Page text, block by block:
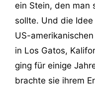
ein Stein, den man
sollte. Und die
US-
in Los Gatos,
ging für einige
brachte sie ihrem